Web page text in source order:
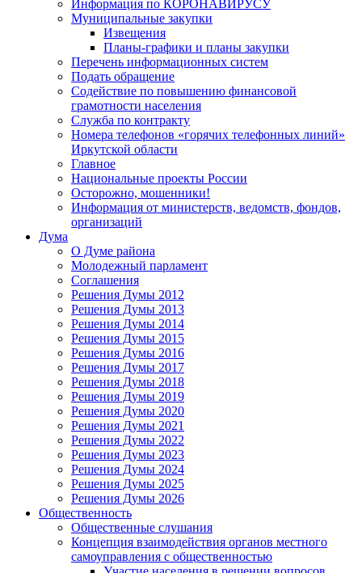
Информация по КОРОНАВИРУСУ
Муниципальные закупки
Извещения
Планы-графики и планы закупки
Перечень информационных систем
Подать обращение
Содействие по повышению финансовой
грамотности населения
Служба по контракту
Номера телефонов «горячих телефонных линий»
Иркутской области
Главное
Национальные проекты России
Осторожно, мошенники!
Информация от министерств, ведомств, фондов,
организаций
Дума
О Думе района
Молодежный парламент
Соглашения
Решения Думы 2012
Решения Думы 2013
Решения Думы 2014
Решения Думы 2015
Решения Думы 2016
Решения Думы 2017
Решения Думы 2018
Решения Думы 2019
Решения Думы 2020
Решения Думы 2021
Решения Думы 2022
Решения Думы 2023
Решения Думы 2024
Решения Думы 2025
Решения Думы 2026
Общественность
Общественные слушания
Концепция взаимодействия органов местного
самоуправления с общественностью